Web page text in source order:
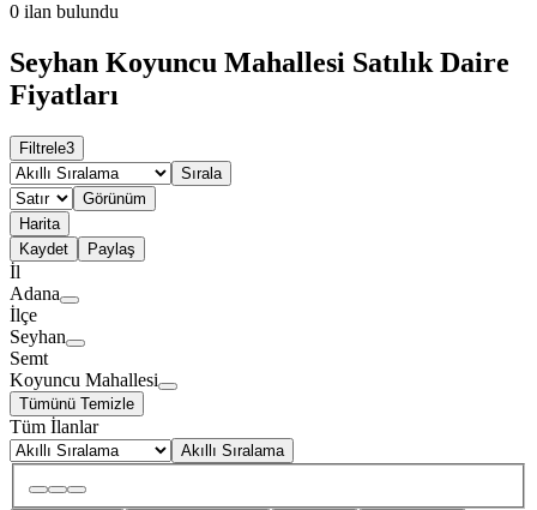
0 ilan bulundu
Seyhan Koyuncu Mahallesi Satılık Daire
Fiyatları
Filtrele3
Sırala
Görünüm
Harita
Kaydet
Paylaş
İl
Adana
İlçe
Seyhan
Semt
Koyuncu Mahallesi
Tümünü Temizle
Tüm İlanlar
Akıllı Sıralama